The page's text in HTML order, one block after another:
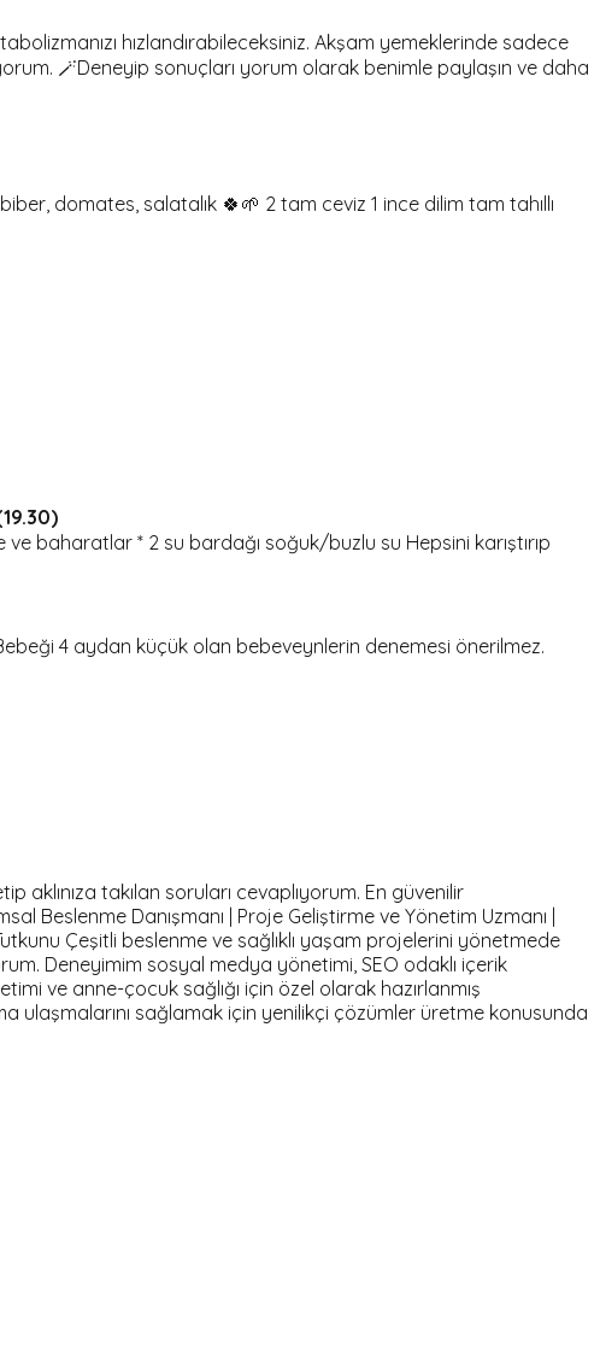
hızlandırabileceksiniz. Akşam yemeklerinde sadece
🪄Deneyip sonuçları yorum olarak benimle paylaşın ve daha
domates, salatalık 🍀🌱 2 tam ceviz 1 ince dilim tam tahıllı
ve baharatlar * 2 su bardağı soğuk/buzlu su Hepsini karıştırıp
4 aydan küçük olan bebeveynlerin denemesi önerilmez.
aklınıza takılan soruları cevaplıyorum. En güvenilir
Beslenme Danışmanı | Proje Geliştirme ve Yönetim Uzmanı |
Çeşitli beslenme ve sağlıklı yaşam projelerini yönetmede
Deneyimim sosyal medya yönetimi, SEO odaklı içerik
ve anne-çocuk sağlığı için özel olarak hazırlanmış
ulaşmalarını sağlamak için yenilikçi çözümler üretme konusunda